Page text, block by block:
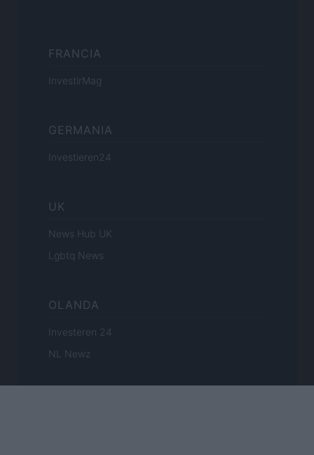
FRANCIA
InvestirMag
GERMANIA
Investieren24
UK
News Hub UK
Lgbtq News
OLANDA
Investeren 24
NL Newz